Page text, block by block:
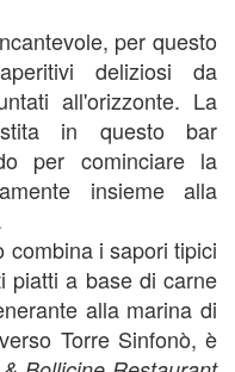
per questo
deliziosi da
all'orizzonte. La
in questo bar
per cominciare la
insieme alla
combina i sapori tipici
piatti a base di carne
alla marina di
Torre Sinfonò, è